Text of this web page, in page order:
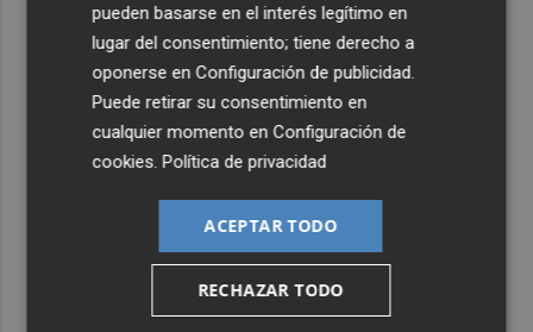
pueden basarse en el interés legítimo en
lugar del consentimiento; tiene derecho a
oponerse enConfiguración de publicidad
Puede retirar su consentimiento en
cualquier momento enConfiguración de
cookies .Política de privacidad
ACEPTAR TODO
RECHAZAR TODO